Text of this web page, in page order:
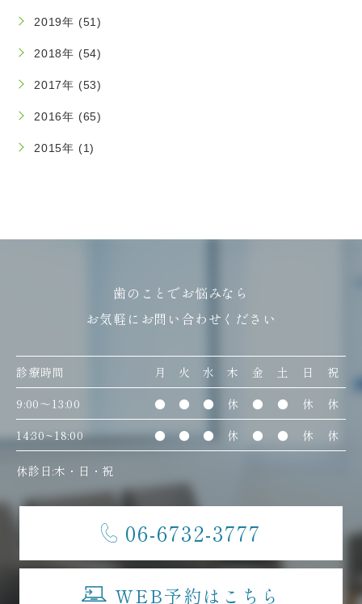
2019年 (51)
2018年 (54)
2017年 (53)
2016年 (65)
2015年 (1)
歯のことでお悩みなら
お気軽にお問い合わせください
診療時間 月 火 水 木 金 土 日
祝
9:00〜13:00
● ● ● 休 ● ● 休
休
14:30~18:00
● ● ● 休 ● ● 休 休
休診日:木・日・祝
06-6732-3777
WEB予約はこちら